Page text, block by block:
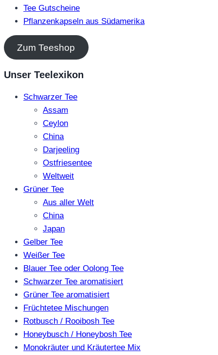
Tee Gutscheine
Pflanzenkapseln aus Südamerika
Zum Teeshop
Unser Teelexikon
Schwarzer Tee
Assam
Ceylon
China
Darjeeling
Ostfriesentee
Weltweit
Grüner Tee
Aus aller Welt
China
Japan
Gelber Tee
Weißer Tee
Blauer Tee oder Oolong Tee
Schwarzer Tee aromatisiert
Grüner Tee aromatisiert
Früchtetee Mischungen
Rotbusch / Rooibosh Tee
Honeybusch / Honeybosh Tee
Monokräuter und Kräutertee Mix